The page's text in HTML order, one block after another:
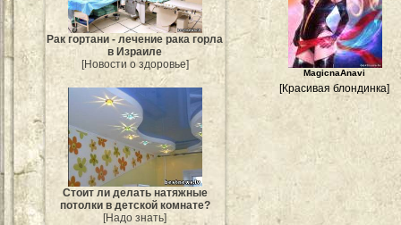
Рак гортани - лечение рака горла
в Израиле
[Новости о здоровье]
Стоит ли делать натяжные
потолки в детской комнате?
[Надо знать]
MagicnaAnavi
[Красивая блондинка]